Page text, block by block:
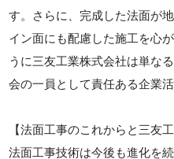
す。さらに、完成した法面が
イン面にも配慮した施工を心
うに三友工業株式会社は単な
会の一員として責任ある企業
【法面工事のこれからと三友
法面工事技術は今後も進化を